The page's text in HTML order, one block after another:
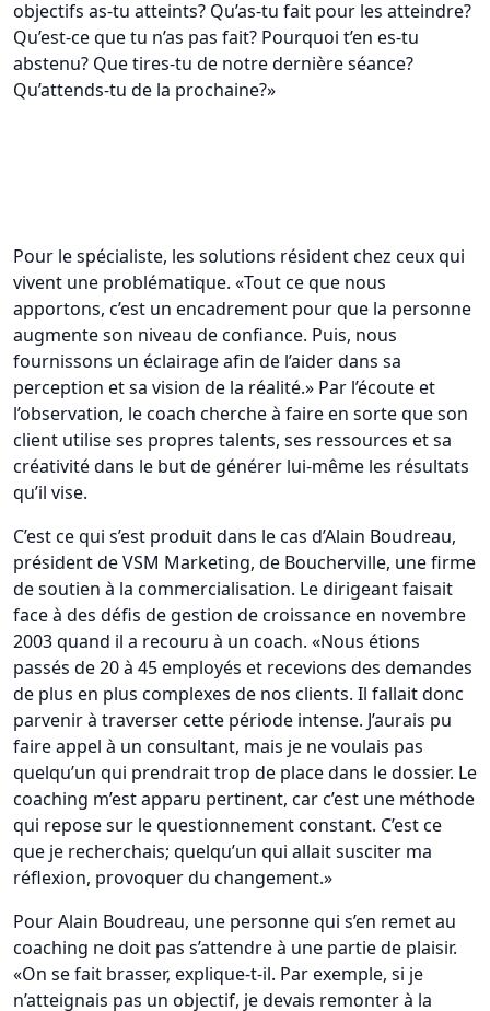
objectifs as-tu atteints? Qu’as-tu fait pour les atteindre?
Qu’est-ce que tu n’as pas fait? Pourquoi t’en es-tu
abstenu? Que tires-tu de notre dernière séance?
Qu’attends-tu de la prochaine?»
Pour le spécialiste, les solutions résident chez ceux qui
vivent une problématique. «Tout ce que nous
apportons, c’est un encadrement pour que la personne
augmente son niveau de confiance. Puis, nous
fournissons un éclairage afin de l’aider dans sa
perception et sa vision de la réalité.» Par l’écoute et
l’observation, le coach cherche à faire en sorte que son
client utilise ses propres talents, ses ressources et sa
créativité dans le but de générer lui-même les résultats
qu’il vise.
C’est ce qui s’est produit dans le cas d’Alain Boudreau,
président de VSM Marketing, de Boucherville, une firme
de soutien à la commercialisation. Le dirigeant faisait
face à des défis de gestion de croissance en novembre
2003 quand il a recouru à un coach. «Nous étions
passés de 20 à 45 employés et recevions des demandes
de plus en plus complexes de nos clients. Il fallait donc
parvenir à traverser cette période intense. J’aurais pu
faire appel à un consultant, mais je ne voulais pas
quelqu’un qui prendrait trop de place dans le dossier. Le
coaching m’est apparu pertinent, car c’est une méthode
qui repose sur le questionnement constant. C’est ce
que je recherchais; quelqu’un qui allait susciter ma
réflexion, provoquer du changement.»
Pour Alain Boudreau, une personne qui s’en remet au
coaching ne doit pas s’attendre à une partie de plaisir.
«On se fait brasser, explique-t-il. Par exemple, si je
n’atteignais pas un objectif, je devais remonter à la